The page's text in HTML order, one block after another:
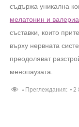
съдържа уникална
мелатонин и
съставки, които
върху нервната
преодоляват
менопаузата.
Преглеждания: 2